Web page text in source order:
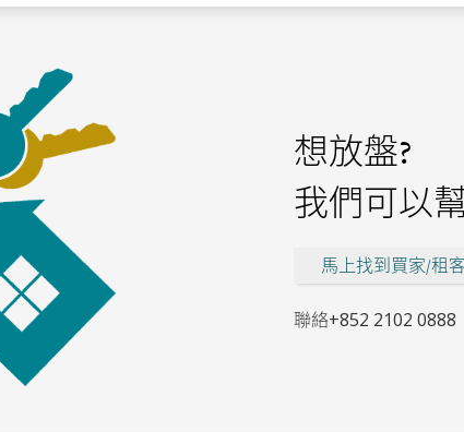
想放盤?
我們可以
馬上找到買家/租
聯絡+852 2102 0888